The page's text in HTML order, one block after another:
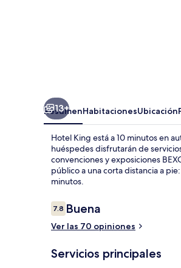
13+
ResumenHabitacionesUbicación
Hotel King está a 10 minutos en
huéspedes disfrutarán de
convenciones y exposiciones
público a una corta distancia a
minutos.
Opiniones
7.87.8 de 10,
Buena
Ver las 70 opiniones
Servicios principales